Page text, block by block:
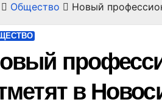
Общество Новый
в